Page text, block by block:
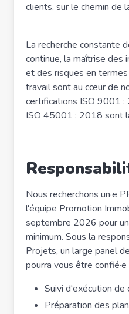
clients, sur le chemin de
La recherche constante
continue, la maîtrise des
et des risques en
travail sont au cœur de
certifications ISO 9001
ISO 45001 : 2018 sont
Nous recherchons un·e
l'équipe Promotion
septembre 2026 pour
minimum. Sous la
Projets, un large panel
pourra vous être confié·e
Suivi d'exécution de
Préparation des